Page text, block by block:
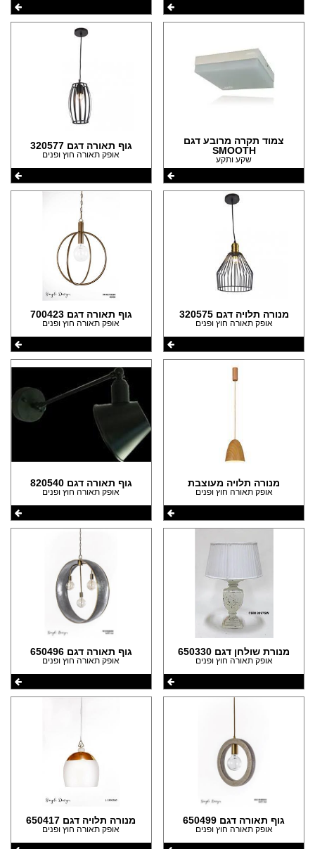
צמוד תקרה מרובע דגם
SMOOTH
שקע ותקע
גוף תאורה דגם 320577
אופק תאורה חוץ ופנים
מנורה תלויה דגם 320575
אופק תאורה חוץ ופנים
גוף תאורה דגם 700423
אופק תאורה חוץ ופנים
מנורה תלויה מעוצבת
אופק תאורה חוץ ופנים
גוף תאורה דגם 820540
אופק תאורה חוץ ופנים
מנורת שולחן דגם 650330
אופק תאורה חוץ ופנים
גוף תאורה דגם 650496
אופק תאורה חוץ ופנים
גוף תאורה דגם 650499
אופק תאורה חוץ ופנים
מנורה תלויה דגם 650417
אופק תאורה חוץ ופנים